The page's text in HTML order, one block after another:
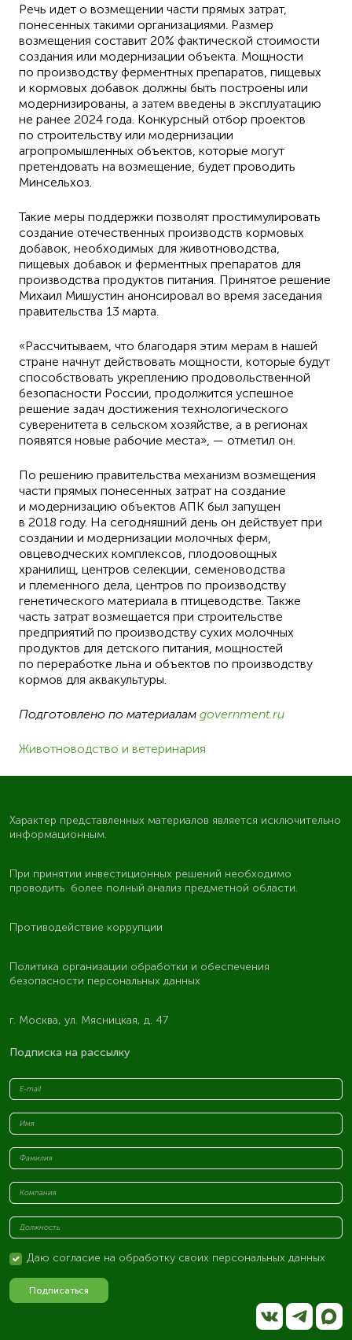
Речь идет о возмещении части прямых затрат,
понесенных такими организациями. Размер
возмещения составит 20% фактической стоимости
создания или модернизации объекта. Мощности
по производству ферментных препаратов, пищевых
и кормовых добавок должны быть построены или
модернизированы, а затем введены в эксплуатацию
не ранее 2024 года. Конкурсный отбор проектов
по строительству или модернизации
агропромышленных объектов, которые могут
претендовать на возмещение, будет проводить
Минсельхоз.
Такие меры поддержки позволят простимулировать
создание отечественных производств кормовых
добавок, необходимых для животноводства,
пищевых добавок и ферментных препаратов для
производства продуктов питания. Принятое решение
Михаил Мишустин анонсировал во время заседания
правительства 13 марта.
«Рассчитываем, что благодаря этим мерам в нашей
стране начнут действовать мощности, которые будут
способствовать укреплению продовольственной
безопасности России, продолжится успешное
решение задач достижения технологического
суверенитета в сельском хозяйстве, а в регионах
появятся новые рабочие места», — отметил он.
По решению правительства механизм возмещения
части прямых понесенных затрат на создание
и модернизацию объектов АПК был запущен
в 2018 году. На сегодняшний день он действует при
создании и модернизации молочных ферм,
овцеводческих комплексов, плодоовощных
хранилищ, центров селекции, семеноводства
и племенного дела, центров по производству
генетического материала в птицеводстве. Также
часть затрат возмещается при строительстве
предприятий по производству сухих молочных
продуктов для детского питания, мощностей
по переработке льна и объектов по производству
кормов для аквакультуры.
Подготовлено по материалам government.ru
Животноводство и ветеринария
Характер представленных материалов является исключительно
информационным.
При принятии инвестиционных решений необходимо
проводить более полный анализ предметной области.
Противодействие коррупции
Политика организации обработки и обеспечения
безопасности персональных данных
г. Москва, ул. Мясницкая, д. 47
Подписка на рассылку
Даю согласие на обработку своих персональных данных